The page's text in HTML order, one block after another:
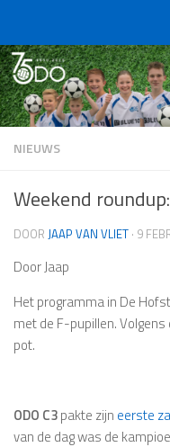
NIEUWS
Weekend
DOOR JAAP VAN VLIET · 9
Door Jaap
Het programma in De
met de F-pupillen. Volgens
pot.
ODO C3pakte zijn eerste
van de dag was de